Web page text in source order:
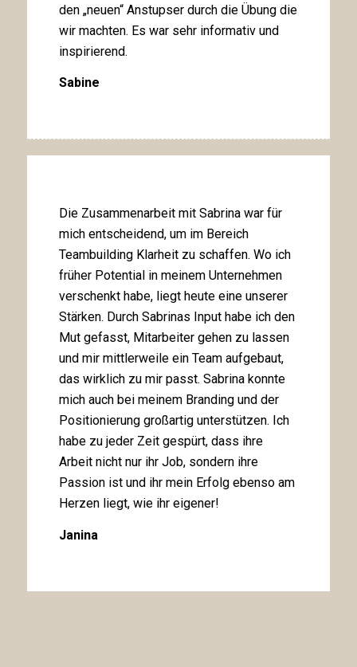
den „neuen“ Anstupser durch die Übung die
wir machten. Es war sehr informativ und
inspirierend.
Sabine
Die Zusammenarbeit mit Sabrina war für
mich entscheidend, um im Bereich
Teambuilding Klarheit zu schaffen. Wo ich
früher Potential in meinem Unternehmen
verschenkt habe, liegt heute eine unserer
Stärken. Durch Sabrinas Input habe ich den
Mut gefasst, Mitarbeiter gehen zu lassen
und mir mittlerweile ein Team aufgebaut,
das wirklich zu mir passt. Sabrina konnte
mich auch bei meinem Branding und der
Positionierung großartig unterstützen. Ich
habe zu jeder Zeit gespürt, dass ihre
Arbeit nicht nur ihr Job, sondern ihre
Passion ist und ihr mein Erfolg ebenso am
Herzen liegt, wie ihr eigener!
Janina